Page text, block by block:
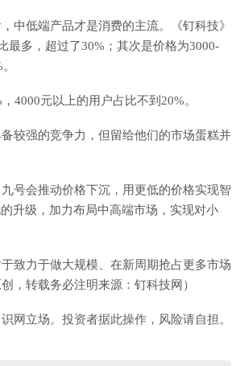
中低端产品才是消费的主流。《钉科技》
最多，超过了30%；其次是价格为3000-
4000元以上的用户占比不到20%。
较强的竞争力，但留给他们的市场蛋糕并
号会推动价格下沉，用更低的价格实现智
升级，加力布局中高端市场，实现对小
致力于做大规模、在新周期抢占更多市场
，转载务必注明来源：钉科技网）
网立场。投资者据此操作，风险请自担。